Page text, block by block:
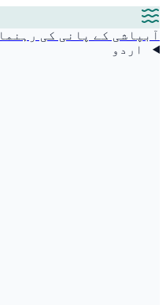
آبپاشی کے پانی کی رہنما
اردو